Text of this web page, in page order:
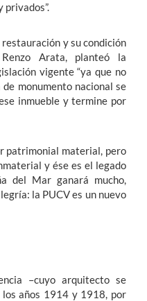
y su condición
Arata, planteó la
vigente “ya que no
monumento nacional se
inmueble y termine por
patrimonial material, pero
y ése es el legado
del Mar ganará mucho,
la PUCV es un nuevo
–cuyo arquitecto se
años 1914 y 1918, por